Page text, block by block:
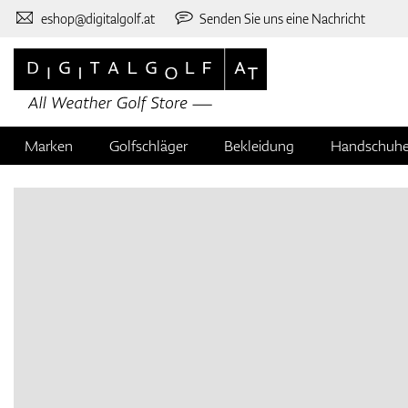
eshop@digitalgolf.at Senden Sie uns eine Nachricht
Marken Golfschläger Bekleidung